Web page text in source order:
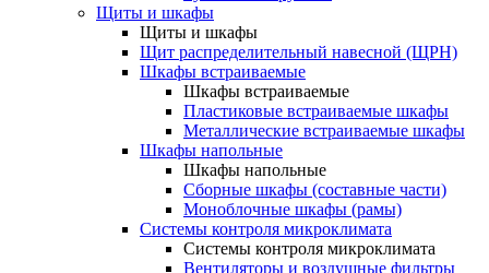
Щиты и шкафы
Щиты и шкафы
Щит распределительный навесной (ЩРН)
Шкафы встраиваемые
Шкафы встраиваемые
Пластиковые встраиваемые шкафы
Металлические встраиваемые шкафы
Шкафы напольные
Шкафы напольные
Сборные шкафы (составные части)
Моноблочные шкафы (рамы)
Системы контроля микроклимата
Системы контроля микроклимата
Вентиляторы и воздушные фильтры